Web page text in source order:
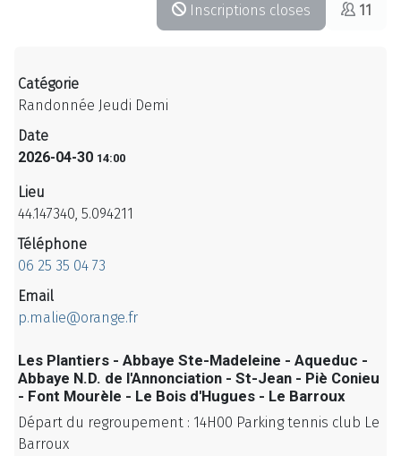
Inscriptions closes 11
Catégorie
Randonnée Jeudi Demi
Date
2026-04-30 14:00
Lieu
44.147340, 5.094211
Téléphone
06 25 35 04 73
Email
p.malie@orange.fr
Les Plantiers - Abbaye Ste-Madeleine - Aqueduc -
Abbaye N.D. de l'Annonciation - St-Jean - Piè Conieu
- Font Mourèle - Le Bois d'Hugues - Le Barroux
Départ du regroupement : 14H00 Parking tennis club Le
Barroux